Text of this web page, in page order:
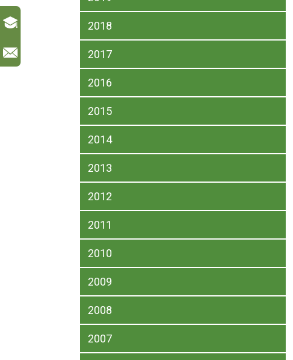
2018
2017
2016
2015
2014
2013
2012
2011
2010
2009
2008
2007